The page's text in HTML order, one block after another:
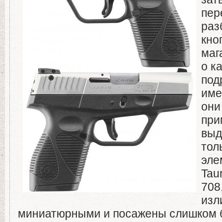
о
миниатюрными и посажены слишком